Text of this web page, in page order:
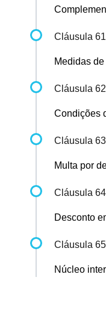
Cláusula 61
Medidas
Cláusula 62
Condições
Cláusula 63
Multa por
Cláusula 64
Desconto
Cláusula 65
Núcleo